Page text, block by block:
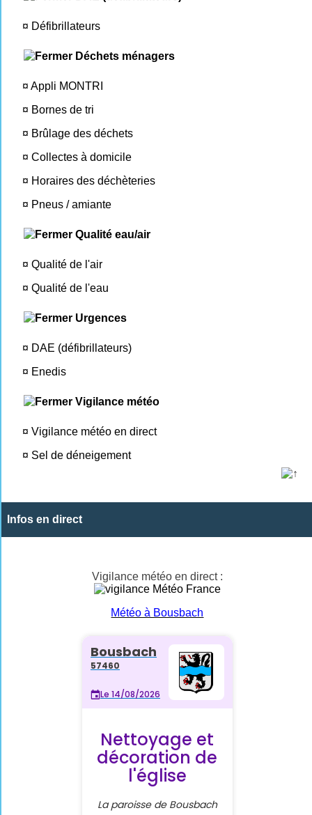
¤ Défibrillateurs
Déchets ménagers
¤ Appli MONTRI
¤ Bornes de tri
¤ Brûlage des déchets
¤ Collectes à domicile
¤ Horaires des déchèteries
¤ Pneus / amiante
Qualité eau/air
¤ Qualité de l'air
¤ Qualité de l'eau
Urgences
¤ DAE (défibrillateurs)
¤ Enedis
Vigilance météo
¤ Vigilance météo en direct
¤ Sel de déneigement
Infos en direct
Vigilance météo en direct :
Météo à Bousbach